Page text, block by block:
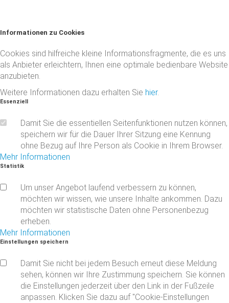
Informationen zu Cookies
Cookies sind hilfreiche kleine Informationsfragmente, die es uns
als Anbieter erleichtern, Ihnen eine optimale bedienbare Website
anzubieten.
Weitere Informationen dazu erhalten Sie hier.
Essenziell
Damit Sie die essentiellen Seitenfunktionen nutzen können,
speichern wir für die Dauer Ihrer Sitzung eine Kennung
ohne Bezug auf Ihre Person als Cookie in Ihrem Browser.
Mehr Informationen
Statistik
Um unser Angebot laufend verbessern zu können,
möchten wir wissen, wie unsere Inhalte ankommen. Dazu
möchten wir statistische Daten ohne Personenbezug
erheben.
Mehr Informationen
Einstellungen speichern
Damit Sie nicht bei jedem Besuch erneut diese Meldung
sehen, können wir Ihre Zustimmung speichern. Sie können
die Einstellungen jederzeit über den Link in der Fußzeile
anpassen. Klicken Sie dazu auf "Cookie-Einstellungen